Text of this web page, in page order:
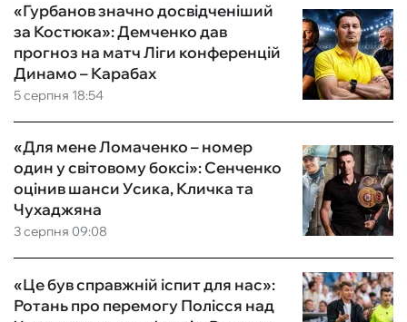
5 серпня 18:54
«Гурбанов значно досвідченіший
за Костюка»: Демченко дав
прогноз на матч Ліги конференцій
Динамо – Карабах
3 серпня 09:08
«Для мене Ломаченко – номер
один у світовому боксі»: Сенченко
оцінив шанси Усика, Кличка та
Чухаджяна
«Це був справжній іспит для нас»:
Ротань про перемогу Полісся над